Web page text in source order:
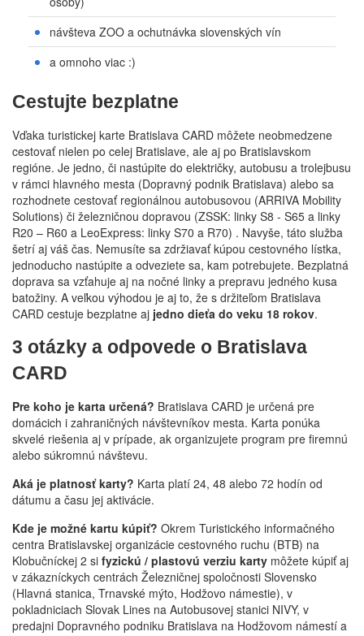
návšteva ZOO a ochutnávka slovenských vín
a omnoho viac :)
Cestujte bezplatne
Vďaka turistickej karte Bratislava CARD môžete neobmedzene
cestovať nielen po celej Bratislave, ale aj po Bratislavskom
regióne. Je jedno, či nastúpite do električky, autobusu a trolejbusu
v rámci hlavného mesta (Dopravný podnik Bratislava) alebo sa
rozhodnete cestovať regionálnou autobusovou (ARRIVA Mobility
Solutions) či železničnou dopravou (ZSSK: linky S8 - S65 a linky
R20 – R60 a LeoExpress: linky S70 a R70) . Navyše, táto služba
šetrí aj váš čas. Nemusíte sa zdržiavať kúpou cestovného lístka,
jednoducho nastúpite a odveziete sa, kam potrebujete. Bezplatná
doprava sa vzťahuje aj na nočné linky a prepravu jedného kusa
batožiny. A veľkou výhodou je aj to, že s držiteľom Bratislava
CARD cestuje bezplatne aj jedno dieťa do veku 18 rokov.
3 otázky a odpovede o Bratislava
CARD
Pre koho je karta určená? Bratislava CARD je určená pre
domácich i zahraničných návštevníkov mesta. Karta ponúka
skvelé riešenia aj v prípade, ak organizujete program pre firemnú
alebo súkromnú návštevu.
Aká je platnosť karty? Karta platí 24, 48 alebo 72 hodín od
dátumu a času jej aktivácie.
Kde je možné kartu kúpiť? Okrem Turistického informačného
centra Bratislavskej organizácie cestovného ruchu (BTB) na
Klobučníckej 2 si fyzickú / plastovú verziu karty môžete kúpiť aj
v zákazníckych centrách Železničnej spoločnosti Slovensko
(Hlavná stanica, Trnavské mýto, Hodžovo námestie), v
pokladniciach Slovak Lines na Autobusovej stanici NIVY, v
predajni Dopravného podniku Bratislava na Hodžovom námestí a